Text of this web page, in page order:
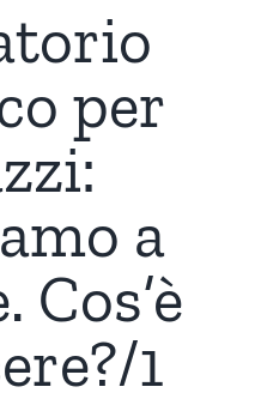
per
a
Cos’è
1